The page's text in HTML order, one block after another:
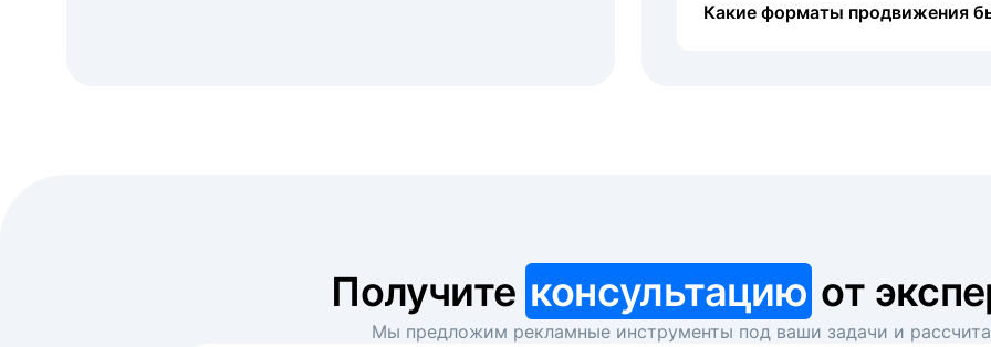
Какие форматы продвижения
Получите консультацию от
Мы предложим рекламные инструменты под ваши задачи и